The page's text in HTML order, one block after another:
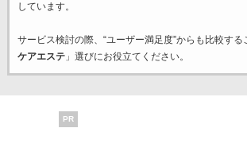
しています。
サービス検討の際、“ユーザー満足度”からも比較する
ケアエステ」選びにお役立てください。
PR